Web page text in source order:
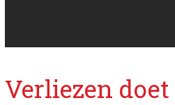
Verliezen